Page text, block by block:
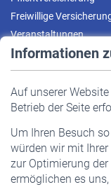
Informationen
Auf unserer
Betrieb der Seite
Um Ihren Besuch
würden wir mit
zur Optimierung
ermöglichen es
Freiwillige
Veranstaltungen
Pflichtversicherung
Staatliche Förderung
Veranstaltungen